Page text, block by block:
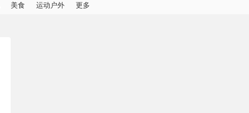
美食 运动户外 更多